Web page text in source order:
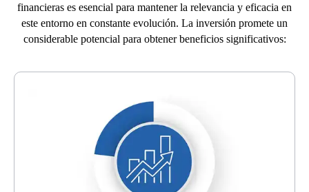
financieras es esencial para mantener la relevancia y eficacia en
este entorno en constante evolución. La inversión promete un
considerable potencial para obtener beneficios significativos: